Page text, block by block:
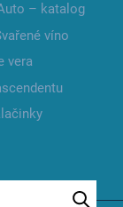
– katalog
víno
vera